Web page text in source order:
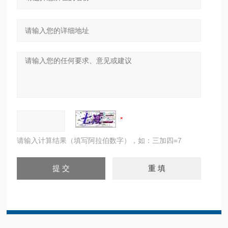
请输入计算结果（填写阿拉伯数字），如：三加四=7